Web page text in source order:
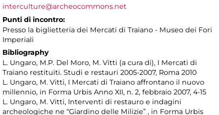
interculture@archeocommons.net
Punti di incontro:
Presso la biglietteria dei Mercati di Traiano - Museo dei Fori
Imperiali
Bibliography
L. Ungaro, M.P. Del Moro, M. Vitti (a cura di), I Mercati di
Traiano restituiti. Studi e restauri 2005-2007, Roma 2010
L. Ungaro, M. Vitti, I Mercati di Traiano affrontano il nuovo
millennio, in Forma Urbis Anno XII, n. 2, febbraio 2007, 4-15
L. Ungaro, M. Vitti, Interventi di restauro e indagini
archeologiche ne “Giardino delle Milizie” , in Forma Urbis